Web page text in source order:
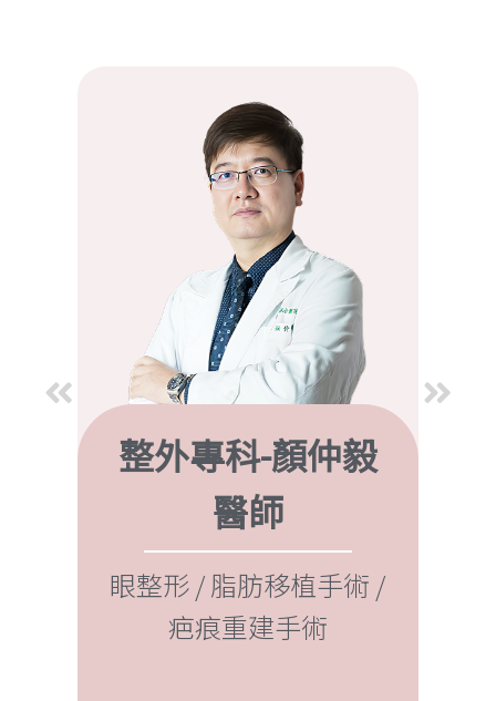
整外專科-顏仲毅
醫師
眼整形 / 脂肪移植手術 /
疤痕重建手術